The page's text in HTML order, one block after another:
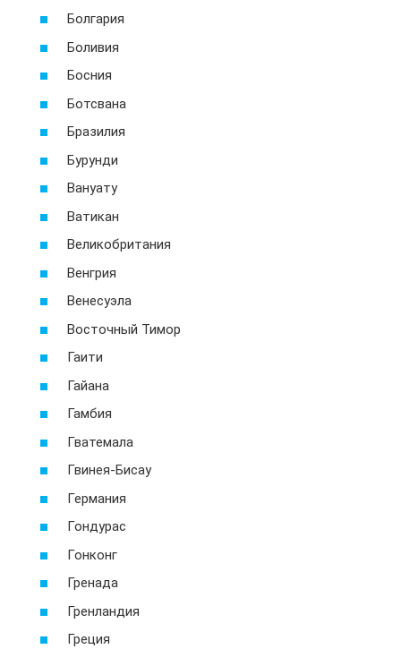
Болгария
Боливия
Босния
Ботсвана
Бразилия
Бурунди
Вануату
Ватикан
Великобритания
Венгрия
Венесуэла
Восточный Тимор
Гаити
Гайана
Гамбия
Гватемала
Гвинея-Бисау
Германия
Гондурас
Гонконг
Гренада
Гренландия
Греция